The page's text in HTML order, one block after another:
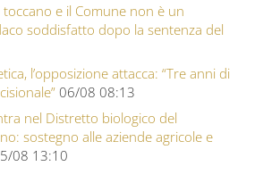
toccano e il Comune non è un
soddisfatto dopo la sentenza del
l’opposizione attacca: “Tre anni di
06/08 08:13
nel Distretto biologico del
sostegno alle aziende agricole e
08 13:10